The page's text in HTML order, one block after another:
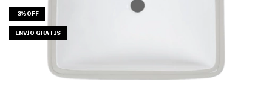
-3% OFF
ENVÍO GRATIS